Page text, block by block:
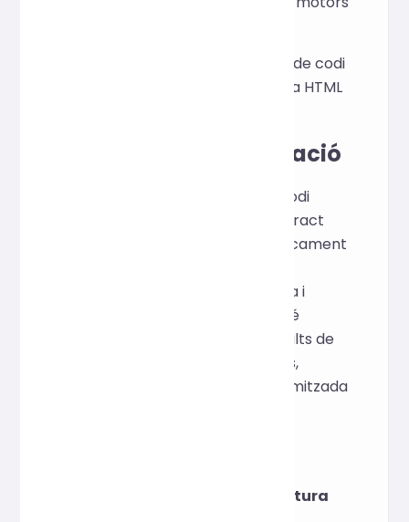
Els tutorials i els exemples de codi
garanteixen una estructura HTML
Principi d'implementació
Basat en el marc de treball de codi
, l'anàlisi AST (Abstract
Syntax Tree) identifica automàticament
jeràrquiques, permetent la sagnia i
l'embelliment intel·ligents. També
elimina els espais en blanc, els salts de
línia i els comentaris innecessaris,
garantint una mida de fitxer optimitzada
El format canvia l'estructura